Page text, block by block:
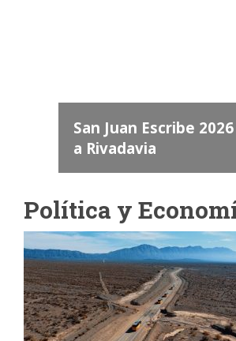
San Juan Escribe
a Rivadavia
Política y